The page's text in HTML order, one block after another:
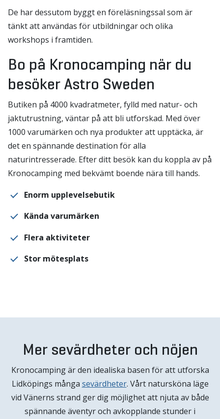
De har dessutom byggt en föreläsningssal som är
tänkt att användas för utbildningar och olika
workshops i framtiden.
Bo på Kronocamping när du
besöker Astro Sweden
Butiken på 4000 kvadratmeter, fylld med natur- och
jaktutrustning, väntar på att bli utforskad. Med över
1000 varumärken och nya produkter att upptäcka, är
det en spännande destination för alla
naturintresserade. Efter ditt besök kan du koppla av på
Kronocamping med bekvämt boende nära till hands.
Enorm upplevelsebutik
Kända varumärken
Flera aktiviteter
Stor mötesplats
Mer sevärdheter och nöjen
Kronocamping är den idealiska basen för att utforska
Lidköpings många sevärdheter. Vårt natursköna läge
vid Vänerns strand ger dig möjlighet att njuta av både
spännande äventyr och avkopplande stunder i